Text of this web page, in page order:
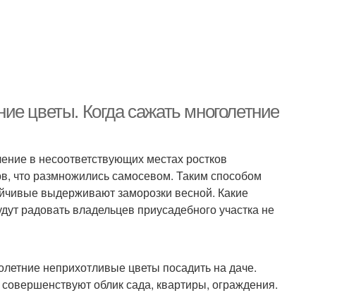
цветы. Когда сажать многолетние
в несоответствующих местах ростков
что размножились самосевом. Таким способом
выдерживают заморозки весной. Какие
радовать владельцев приусадебного участка не
неприхотливые цветы посадить на даче.
облик сада, квартиры, ограждения.